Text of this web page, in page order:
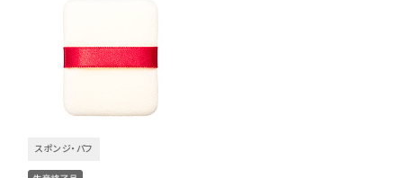
年齢を重ねた肌にたっぷりの水分と油分を与え
スポンジ・パフ